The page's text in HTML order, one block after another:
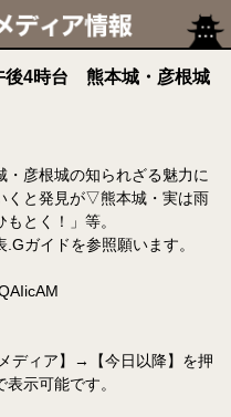
4時台 熊本城・彦根城
・彦根城の知られざる魅力に
くと発見が▽熊本城・実は雨
とく！」等。
ガイドを参照願います。
ディア】→【今日以降】を押
示可能です。